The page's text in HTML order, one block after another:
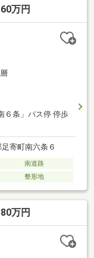
万円
６条」バス停 停歩
寄町南六条６
南道路
整形地
万円